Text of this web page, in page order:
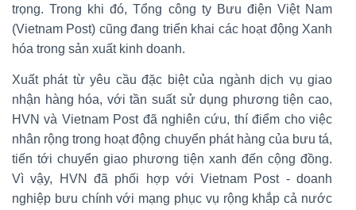
trọng. Trong khi đó, Tổng công ty Bưu điện Việt Nam
(Vietnam Post) cũng đang triển khai các hoạt động Xanh
hóa trong sản xuất kinh doanh.
Xuất phát từ yêu cầu đặc biệt của ngành dịch vụ giao
nhận hàng hóa, với tần suất sử dụng phương tiện cao,
HVN và Vietnam Post đã nghiên cứu, thí điểm cho việc
nhân rộng trong hoạt động chuyển phát hàng của bưu tá,
tiến tới chuyển giao phương tiện xanh đến cộng đồng.
Vì vậy, HVN đã phối hợp với Vietnam Post - doanh
nghiệp bưu chính với mạng phục vụ rộng khắp cả nước